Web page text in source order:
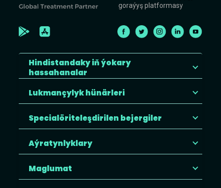
goraýyş platformasy
Hindistandaky iň ýokary
hassahanalar
Lukmançylyk hünärleri
Specialöriteleşdirilen bejergiler
Aýratynlyklary
Maglumat